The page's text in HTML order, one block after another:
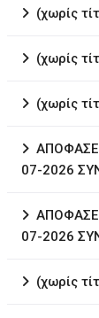
(χωρίς
(χωρίς
(χωρίς
07-2026
07-2026
(χωρίς